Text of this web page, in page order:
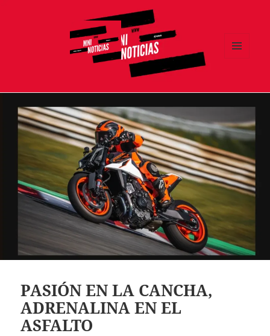
PASIÓN EN LA CANCHA,
ADRENALINA EN EL
ASFALTO